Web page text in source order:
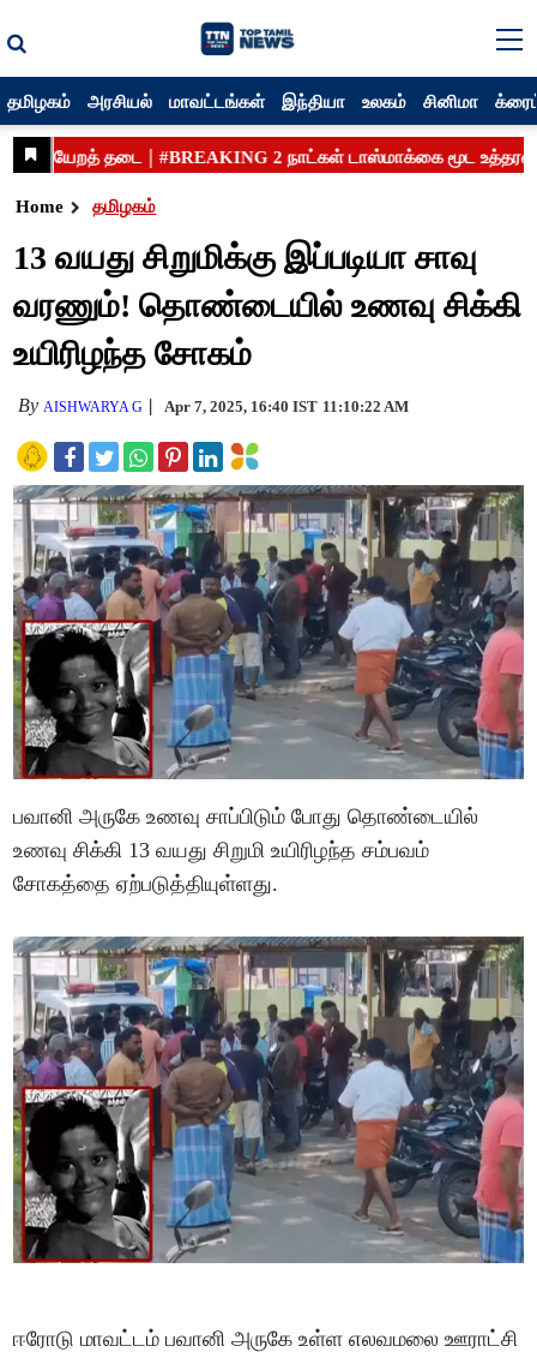
தமிழகம் அரசியல் மாவட்டங்கள் இந்தியா உலகம் சினிமா
Home தமிழகம்
13 வயது சிறுமிக்கு இப்படியா சாவு
வரணும்! தொண்டையில் உணவு சிக்கி
உயிரிழந்த சோகம்
By AISHWARYA G Apr 7, 2025, 16:40 IST 11:10:22 AM
பவானி அருகே உணவு சாப்பிடும் போது தொண்டையில்
உணவு சிக்கி 13 வயது சிறுமி உயிரிழந்த சம்பவம்
சோகத்தை ஏற்படுத்தியுள்ளது.
ஈரோடு மாவட்டம் பவானி அருகே உள்ள எலவமலை ஊராட்சி